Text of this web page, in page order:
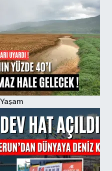
Yaşam